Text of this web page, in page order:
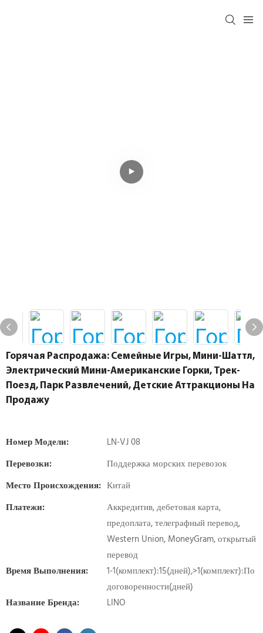
Горячая Распродажа: Семейные Игры, Мини-Шаттл,
Электрический Мини-Американские Горки, Трек-
Поезд, Парк Развлечений, Детские Аттракционы На
Продажу
Номер Модели:
LN-VJ 08
Перевозки:
Поддержка морских перевозок
Место Происхождения: Китай
Платежи:
Аккредитив, дебетовая карта,
предоплата, телеграфный перевод,
Western Union, MoneyGram, открытый
перевод
Время Выполнения:
1-1(комплект):15(дней),>1(комплект):По
договоренности(дней)
Название Бренда:
LINO